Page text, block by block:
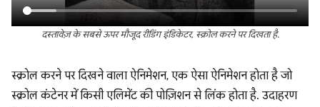
दस्तावेज़ के सबसे ऊपर मौजूद रीडिंग इंडिकेटर, स्क्रोल करने पर दिखता है.
स्क्रोल करने पर दिखने वाला ऐनिमेशन, एक ऐसा ऐनिमेशन होता है जो
स्क्रोल कंटेनर में किसी एलिमेंट की पोज़िशन से लिंक होता है. उदाहरण